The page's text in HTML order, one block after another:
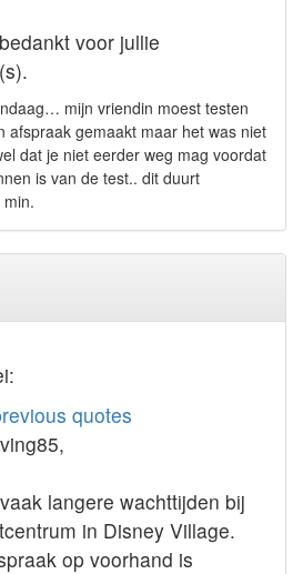
voor jullie
mijn vriendin moest testen
afspraak gemaakt maar het was niet
dat je niet eerder weg mag voordat
is van de test.. dit duurt
quotes
langere wachttijden bij
in Disney Village.
op voorhand is